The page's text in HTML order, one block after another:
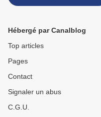
au traditionnel cortège des
Hébergé par Canalblog
Top articles
Pages
Contact
Signaler un abus
C.G.U.